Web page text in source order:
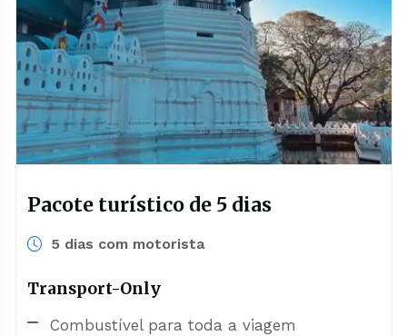
Pacote turístico de 5 dias
5 dias com motorista
Transport-Only
Combustível para toda a viagem